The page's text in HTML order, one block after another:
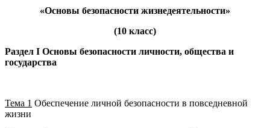
«Основы безопасности жизнедеятельности»
(10 класс)
Раздел I Основы безопасности личности, общества и
государства
Тема 1 Обеспечение личной безопасности в повседневной
жизни